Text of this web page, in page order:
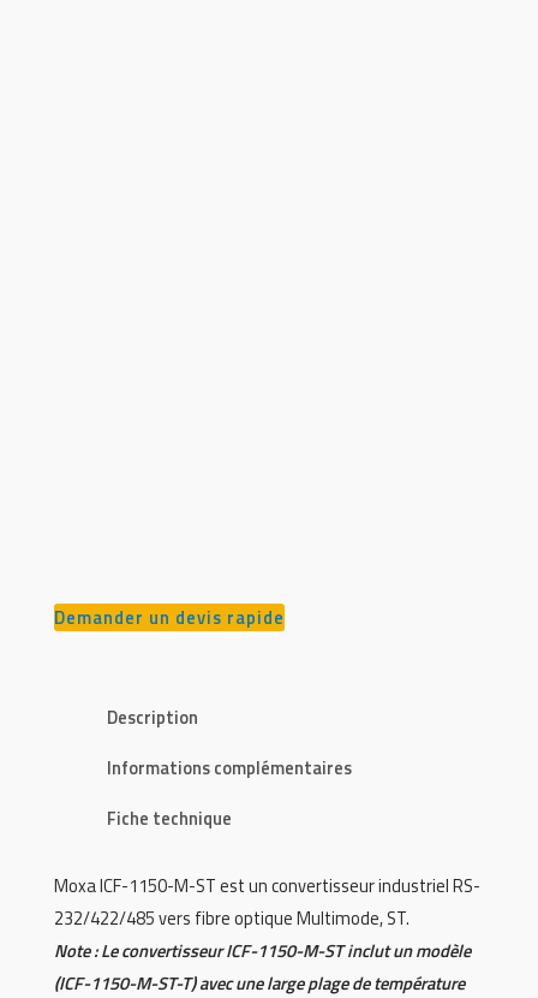
Demander un devis rapide
Description
Informations complémentaires
Fiche technique
Moxa ICF-1150-M-ST est un convertisseur industriel RS-
232/422/485 vers fibre optique Multimode, ST.
Note : Le convertisseur ICF-1150-M-ST inclut un modèle
(ICF-1150-M-ST-T) avec une large plage de température